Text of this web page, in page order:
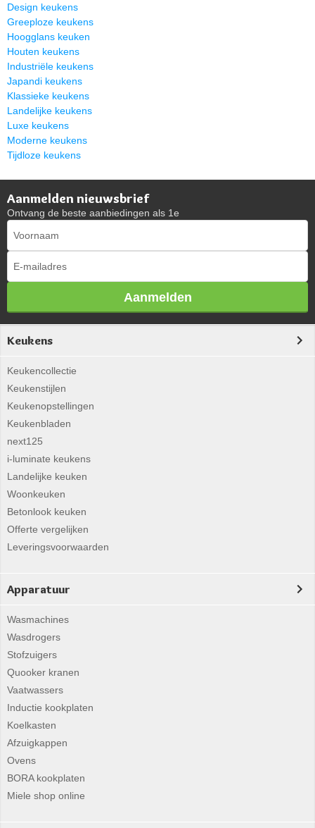
Design keukens
Greeploze keukens
Hoogglans keuken
Houten keukens
Industriële keukens
Japandi keukens
Klassieke keukens
Landelijke keukens
Luxe keukens
Moderne keukens
Tijdloze keukens
Aanmelden nieuwsbrief
Ontvang de beste aanbiedingen als 1e
Aanmelden
Keukens
Keukencollectie
Keukenstijlen
Keukenopstellingen
Keukenbladen
next125
i-luminate keukens
Landelijke keuken
Woonkeuken
Betonlook keuken
Offerte vergelijken
Leveringsvoorwaarden
Apparatuur
Wasmachines
Wasdrogers
Stofzuigers
Quooker kranen
Vaatwassers
Inductie kookplaten
Koelkasten
Afzuigkappen
Ovens
BORA kookplaten
Miele shop online